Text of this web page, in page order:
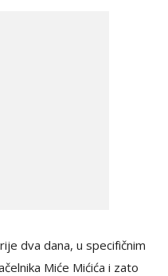
dva dana, u specifičnim
Miće Mićića i zato